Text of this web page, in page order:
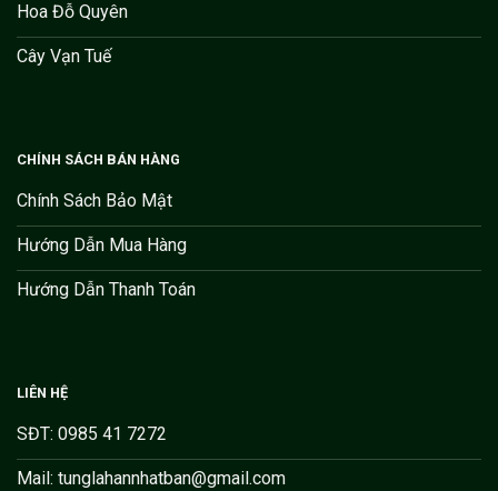
Hoa Đỗ Quyên
Cây Vạn Tuế
CHÍNH SÁCH BÁN HÀNG
Chính Sách Bảo Mật
Hướng Dẫn Mua Hàng
Hướng Dẫn Thanh Toán
LIÊN HỆ
SĐT: 0985 41 7272
Mail: tunglahannhatban@gmail.com